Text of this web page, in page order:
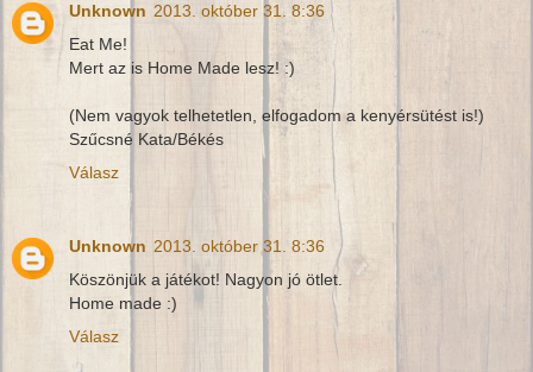
Unknown 2013. október 31. 8:36
Eat Me!
Mert az is Home Made lesz! :)
(Nem vagyok telhetetlen, elfogadom a kenyérsütést is!)
Szűcsné Kata/Békés
Válasz
Unknown 2013. október 31. 8:36
Köszönjük a játékot! Nagyon jó ötlet.
Home made :)
Válasz